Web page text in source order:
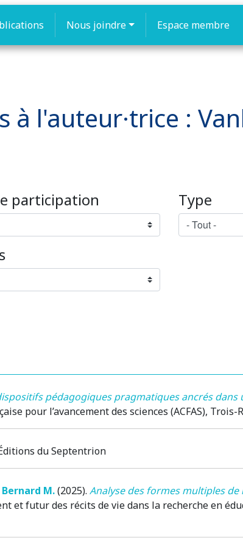
Nous joindre Espace membre
à l'auteur·trice :
participation Type
pédagogiques pragmatiques ancrés dans
pour l’avancement des sciences (ACFAS), Trois-
du Septentrion
Bernard M.(2025). Analyse des formes multiples de
et futur des récits de vie dans la recherche en